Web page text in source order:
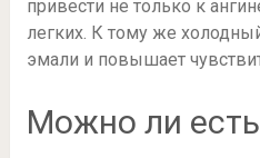
привести не только к
легких. К тому же
эмали и повышает
Можно ли